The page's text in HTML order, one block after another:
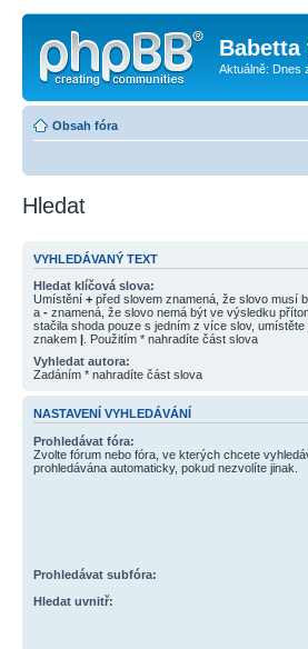
Babetta
Aktuálně: Dnes
Obsah fóra
Hledat
VYHLEDÁVANÝ TEXT
Hledat klíčová slova:
Umístění + před slovem znamená, že slovo musí
a - znamená, že slovo nemá být ve výsledku
stačila shoda pouze s jedním z více slov,
znakem | . Použitím * nahradíte část slova
Vyhledat autora:
Zadáním * nahradíte část slova
NASTAVENÍ VYHLEDÁVÁNÍ
Prohledávat fóra:
Zvolte fórum nebo fóra, ve kterých chcete
prohledávána automaticky, pokud nezvolíte jinak.
Prohledávat subfóra:
Hledat uvnitř: